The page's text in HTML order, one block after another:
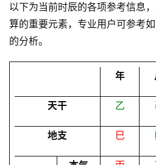
页
以下为当前时辰的各项参考信息
算的重要元素，专业用户可参考
的分析。
年
天干 乙
地支 巳